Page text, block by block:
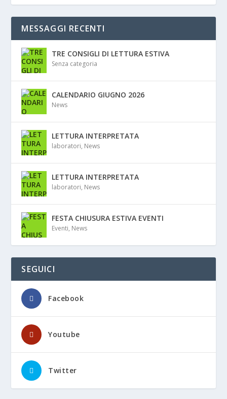
MESSAGGI RECENTI
TRE CONSIGLI DI LETTURA ESTIVA
Senza categoria
CALENDARIO GIUGNO 2026
News
LETTURA INTERPRETATA
laboratori, News
LETTURA INTERPRETATA
laboratori, News
FESTA CHIUSURA ESTIVA EVENTI
Eventi, News
SEGUICI
Facebook
Youtube
Twitter